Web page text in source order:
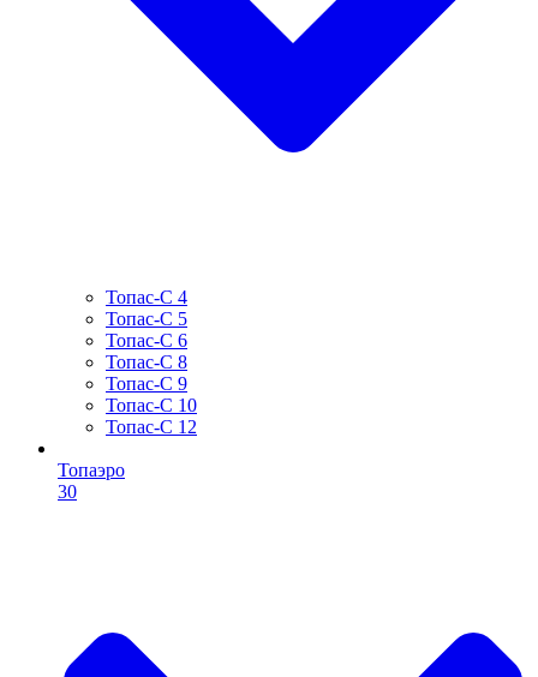
Топас-С 4
Топас-С 5
Топас-С 6
Топас-С 8
Топас-С 9
Топас-С 10
Топас-С 12
Топаэро
30